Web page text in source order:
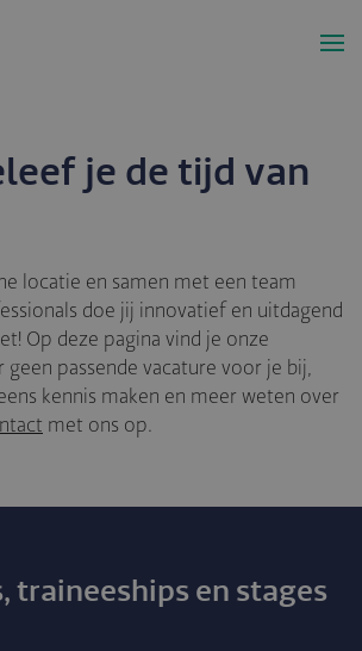
je de tijd van
locatie en samen met een team
doe jij innovatief en uitdagend
Op deze pagina vind je onze
geen passende vacature voor je bij,
kennis maken en meer weten over
met ons op.
traineeships en stages